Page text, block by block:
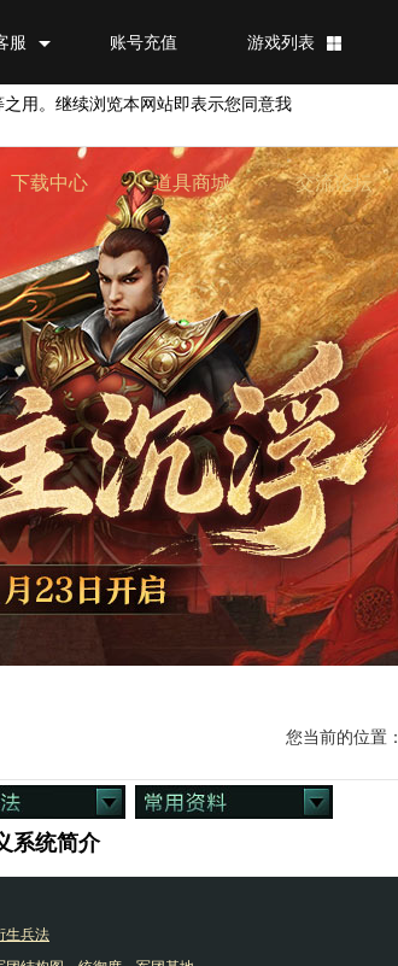
游戏列表
账号充值
服
用。继续浏览本网站即表示您同意我
下载中心 道具商城 交流论坛
您当前的位置：
系统简介